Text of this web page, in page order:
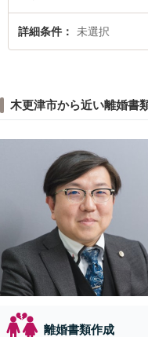
詳細条件 未選択
木更津市から近い離婚書
離婚書類作成